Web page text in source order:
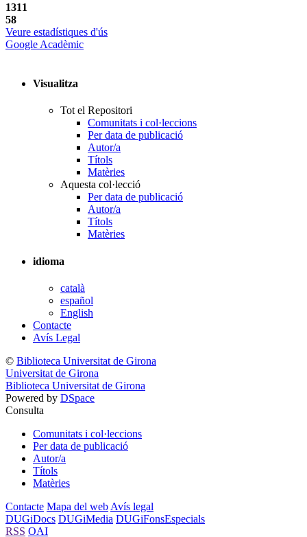
1311
58
Veure estadístiques d'ús
Google Acadèmic
Visualitza
Tot el Repositori
Comunitats i col·leccions
Per data de publicació
Autor/a
Títols
Matèries
Aquesta col·lecció
Per data de publicació
Autor/a
Títols
Matèries
idioma
català
español
English
Contacte
Avís Legal
© Biblioteca Universitat de Girona
Universitat de Girona
Biblioteca Universitat de Girona
Powered by DSpace
Consulta
Comunitats i col·leccions
Per data de publicació
Autor/a
Títols
Matèries
Contacte Mapa del web Avís legal
DUGiDocs DUGiMedia DUGiFonsEspecials
RSS OAI